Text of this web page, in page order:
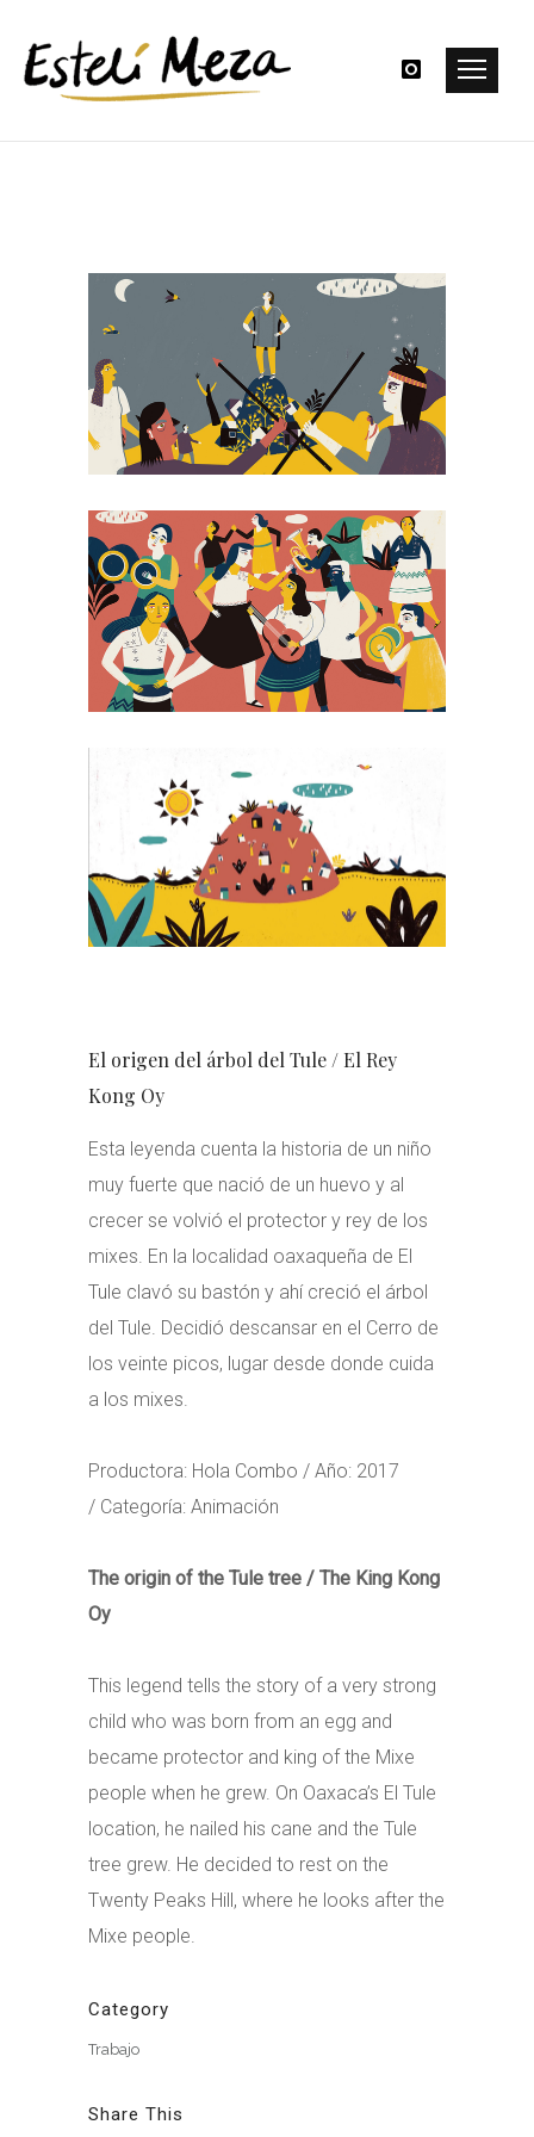
El origen del árbol del Tule / El Rey
Kong Oy
Esta leyenda cuenta la historia de un niño
muy fuerte que nació de un huevo y al
crecer se volvió el protector y rey de los
mixes. En la localidad oaxaqueña de El
Tule clavó su bastón y ahí creció el árbol
del Tule. Decidió descansar en el Cerro de
los veinte picos, lugar desde donde cuida
a los mixes.
Productora: Hola Combo / Año: 2017
/ Categoría: Animación
The origin of the Tule tree / The King Kong
Oy
This legend tells the story of a very strong
child who was born from an egg and
became protector and king of the Mixe
people when he grew. On Oaxaca’s El Tule
location, he nailed his cane and the Tule
tree grew. He decided to rest on the
Twenty Peaks Hill, where he looks after the
Mixe people.
Category
Trabajo
Share This